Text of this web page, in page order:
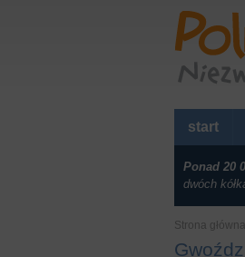
start
Ponad 20
dwóch
Strona główna